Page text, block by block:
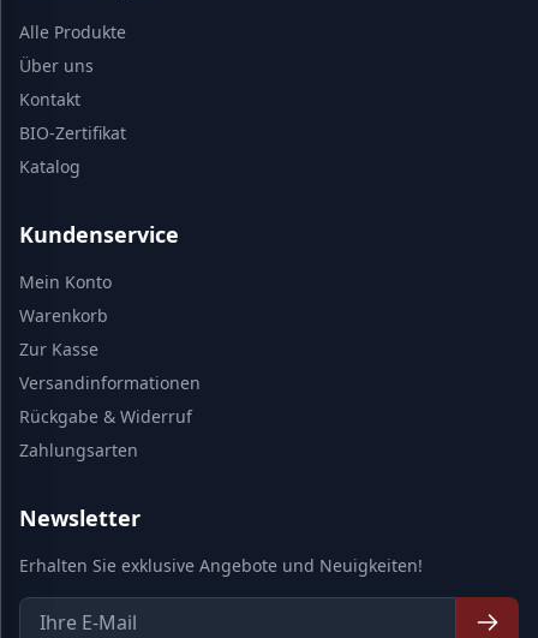
Alle Produkte
Über uns
Kontakt
BIO-Zertifikat
Katalog
Kundenservice
Mein Konto
Warenkorb
Zur Kasse
Versandinformationen
Rückgabe & Widerruf
Zahlungsarten
Newsletter
Erhalten Sie exklusive Angebote und Neuigkeiten!